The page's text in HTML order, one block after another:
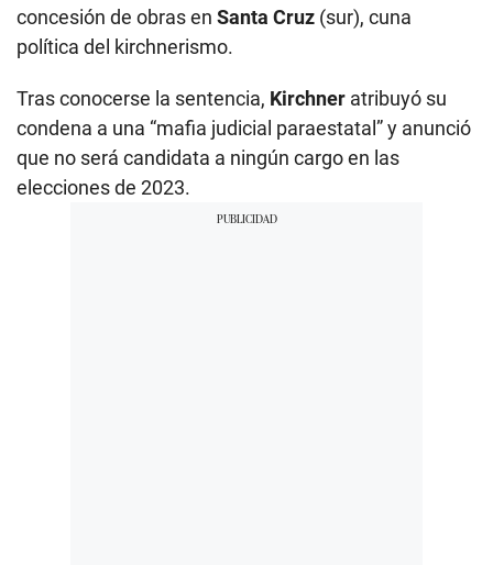
concesión de obras en Santa Cruz (sur), cuna
política del kirchnerismo.
Tras conocerse la sentencia, Kirchner atribuyó su
condena a una “mafia judicial paraestatal” y anunció
que no será candidata a ningún cargo en las
elecciones de 2023.